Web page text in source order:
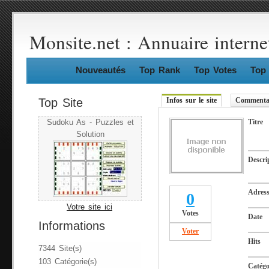
Monsite.net : Annuaire
Nouveautés Top Rank Top Votes Top
Top Site
Sudoku As - Puzzles et
Solution
Votre site ici
Informations
7344 Site(s)
103 Catégorie(s)
Infos sur le site
0
Votes
Voter
Titre
Date
Hits